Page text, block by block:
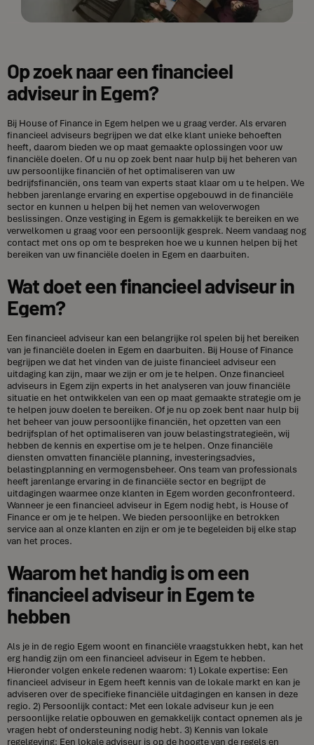
Op zoek naar een financieel
adviseur in Egem?
Bij House of Finance in Egem helpen we u graag verder. Als ervaren
financieel adviseurs begrijpen we dat elke klant unieke behoeften
heeft, daarom bieden we op maat gemaakte oplossingen voor uw
financiële doelen. Of u nu op zoek bent naar hulp bij het beheren van
uw persoonlijke financiën of het optimaliseren van uw
bedrijfsfinanciën, ons team van experts staat klaar om u te helpen. We
hebben jarenlange ervaring en expertise opgebouwd in de financiële
sector en kunnen u helpen bij het nemen van weloverwogen
beslissingen. Onze vestiging in Egem is gemakkelijk te bereiken en we
verwelkomen u graag voor een persoonlijk gesprek. Neem vandaag nog
contact met ons op om te bespreken hoe we u kunnen helpen bij het
bereiken van uw financiële doelen in Egem en daarbuiten.
Wat doet een financieel adviseur in
Egem?
Een financieel adviseur kan een belangrijke rol spelen bij het bereiken
van je financiële doelen in Egem en daarbuiten. Bij House of Finance
begrijpen we dat het vinden van de juiste financieel adviseur een
uitdaging kan zijn, maar we zijn er om je te helpen. Onze financieel
adviseurs in Egem zijn experts in het analyseren van jouw financiële
situatie en het ontwikkelen van een op maat gemaakte strategie om je
te helpen jouw doelen te bereiken. Of je nu op zoek bent naar hulp bij
het beheer van jouw persoonlijke financiën, het opzetten van een
bedrijfsplan of het optimaliseren van jouw belastingstrategieën, wij
hebben de kennis en expertise om je te helpen. Onze financiële
diensten omvatten financiële planning, investeringsadvies,
belastingplanning en vermogensbeheer. Ons team van professionals
heeft jarenlange ervaring in de financiële sector en begrijpt de
uitdagingen waarmee onze klanten in Egem worden geconfronteerd.
Wanneer je een financieel adviseur in Egem nodig hebt, is House of
Finance er om je te helpen. We bieden persoonlijke en betrokken
service aan al onze klanten en zijn er om je te begeleiden bij elke stap
van het proces.
Waarom het handig is om een
financieel adviseur in Egem te
hebben
Als je in de regio Egem woont en financiële vraagstukken hebt, kan het
erg handig zijn om een financieel adviseur in Egem te hebben.
Hieronder volgen enkele redenen waarom: 1) Lokale expertise: Een
financieel adviseur in Egem heeft kennis van de lokale markt en kan je
adviseren over de specifieke financiële uitdagingen en kansen in deze
regio. 2) Persoonlijk contact: Met een lokale adviseur kun je een
persoonlijke relatie opbouwen en gemakkelijk contact opnemen als je
vragen hebt of ondersteuning nodig hebt. 3) Kennis van lokale
regelgeving: Een lokale adviseur is op de hoogte van de regels en